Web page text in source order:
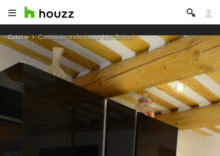
Cuisine Cuisine arrondie Laqué Noir Brillant